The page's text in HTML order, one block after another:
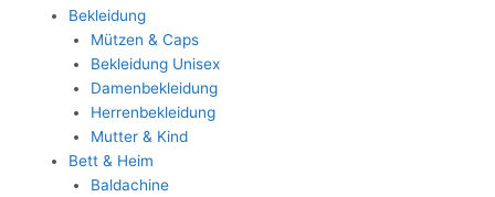
Bekleidung
Mützen & Caps
Bekleidung Unisex
Damenbekleidung
Herrenbekleidung
Mutter & Kind
Bett & Heim
Baldachine